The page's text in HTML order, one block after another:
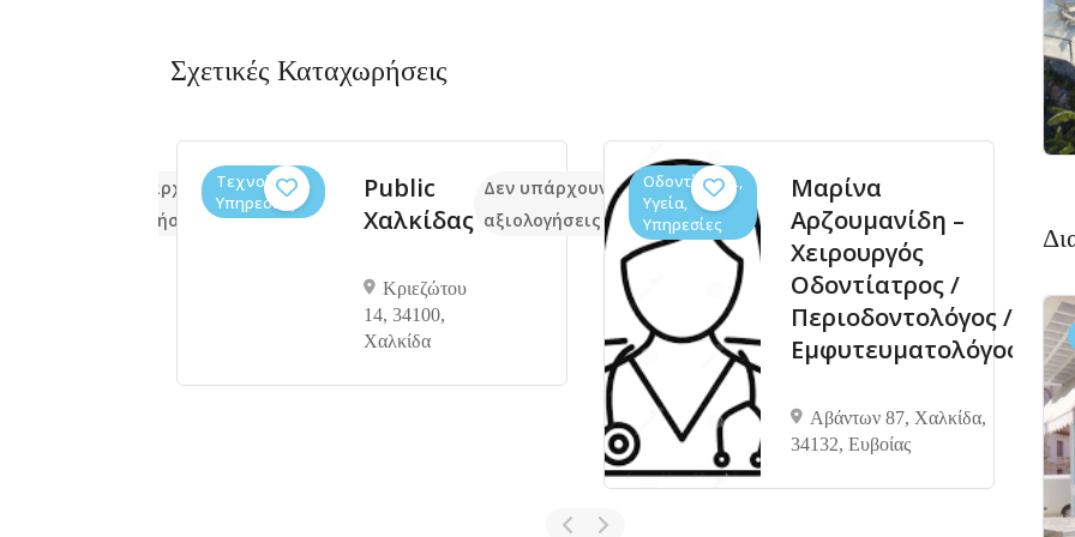
Σχετικές Καταχωρήσεις
Δεν υπάρχουν ακόμα
αξιολογήσεις
Τεχνολογία,
Υπηρεσίες
Public
Χαλκίδας
Κριεζώτου
14, 34100,
Χαλκίδα
Δεν υπάρχουν ακόμα
αξιολογήσεις
Οδοντίατροι,
Υγεία,
Υπηρεσίες
Μαρίνα
Αρζουμανίδη –
Χειρουργός
Οδοντίατρος /
Περιοδοντολόγος /
Εμφυτευματολόγος
Αβάντων 87, Χαλκίδα,
34132, Ευβοίας
Δεν